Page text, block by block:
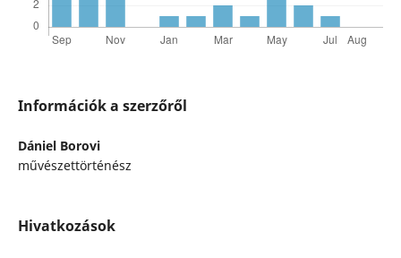
Információk a szerzőről
Dániel Borovi
művészettörténész
Hivatkozások